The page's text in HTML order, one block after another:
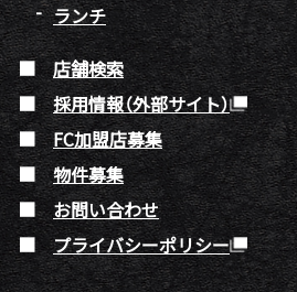
ランチ
店舗検索
採用情報（外部サイト）
FC加盟店募集
物件募集
お問い合わせ
プライバシーポリシー